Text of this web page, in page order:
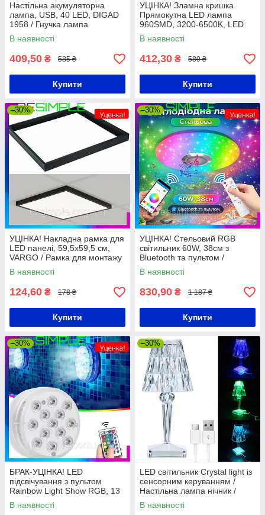
Настільна акумуляторна
лампа, USB, 40 LED, DIGAD
1958 / Гнучка лампа
світлодіодна від акумулятора
В наявності
409,50 ₴ 585 ₴
Купити
УЦІНКА! Зламна кришка
Прямокутна LED лампа
960SMD, 3200-6500K, LED
Pro U800 / Студійна лампа /
Відеосвітло для фото, відео
В наявності
412,30 ₴ 589 ₴
Купити
–30%
УЦІНКА! Накладна рамка для
LED панелі, 59,5x59,5 см,
VARGO / Рамка для монтажу
LED панелі / Рамка для
світлодіодної панелі
В наявності
124,60 ₴ 178 ₴
Купити
–30%
УЦІНКА! Стельовий RGB
світильник 60W, 38см з
Bluetooth та пультом /
Світлодіодна лампа / Люстра
з регулюванням яскравості
В наявності
830,90 ₴ 1 187 ₴
Купити
–30%
БРАК-УЦІНКА! LED
підсвічування з пультом
Rainbow Light Show RGB, 13
LED / Водонепроникний
світильник / Світлодіодне
В наявності
–30%
LED світильник Crystal light із
сенсорним керуванням /
Настільна лампа нічник /
Декоративна лед лампа
В наявності